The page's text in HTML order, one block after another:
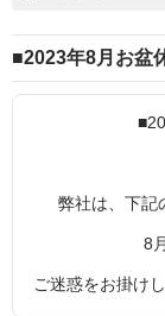
■2023年8月お盆
弊社は、下記
8
ご迷惑をお掛け